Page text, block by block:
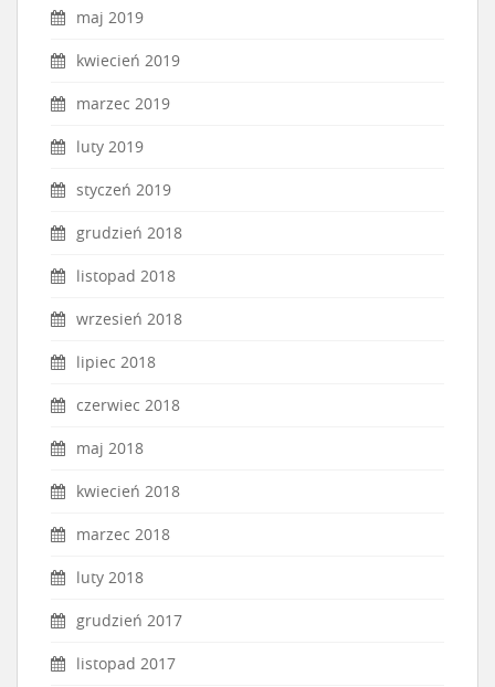
maj 2019
kwiecień 2019
marzec 2019
luty 2019
styczeń 2019
grudzień 2018
listopad 2018
wrzesień 2018
lipiec 2018
czerwiec 2018
maj 2018
kwiecień 2018
marzec 2018
luty 2018
grudzień 2017
listopad 2017